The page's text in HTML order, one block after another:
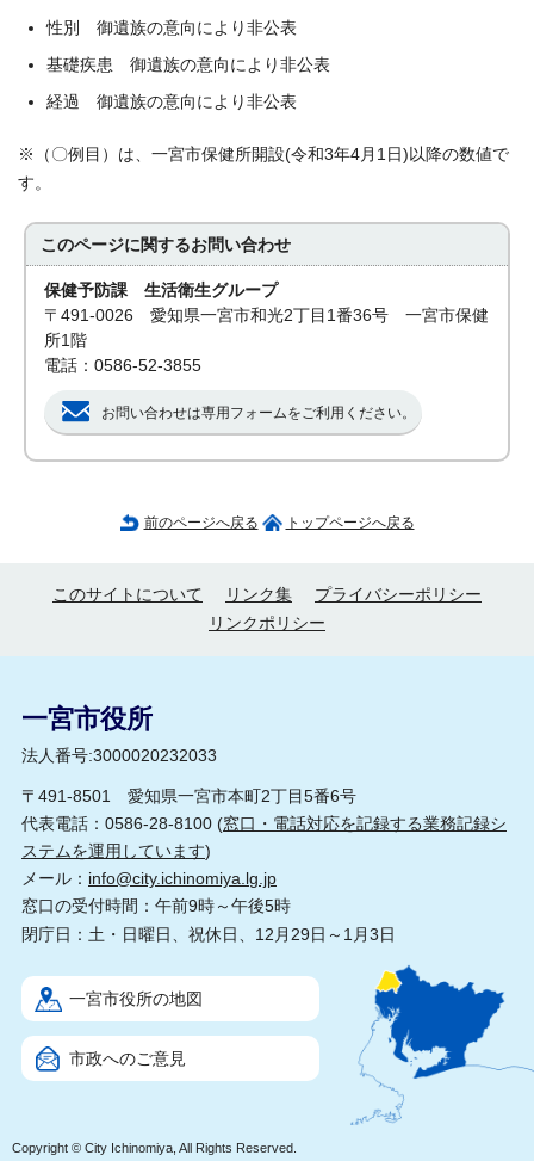
性別 御遺族の意向により非公表
基礎疾患 御遺族の意向により非公表
経過 御遺族の意向により非公表
※（〇例目）は、一宮市保健所開設(令和3年4月1日)以降の数値で
す。
このページに関するお問い合わせ
保健予防課 生活衛生グループ
〒491-0026 愛知県一宮市和光2丁目1番36号 一宮市保健
所1階
電話：0586-52-3855
お問い合わせは専用フォームをご利用ください。
前のページへ戻る トップページへ戻る
このサイトについて リンク集
プライバシーポリシー
リンクポリシー
一宮市役所
法人番号:3000020232033
〒491-8501 愛知県一宮市本町2丁目5番6号
代表電話：0586-28-8100 (窓口・電話対応を記録する業務記録シ
ステムを運用しています)
メール： info@city.ichinomiya.lg.jp
窓口の受付時間：午前9時～午後5時
閉庁日：土・日曜日、祝休日、12月29日～1月3日
一宮市役所の地図
市政へのご意見
Copyright © City Ichinomiya, All Rights Reserved.